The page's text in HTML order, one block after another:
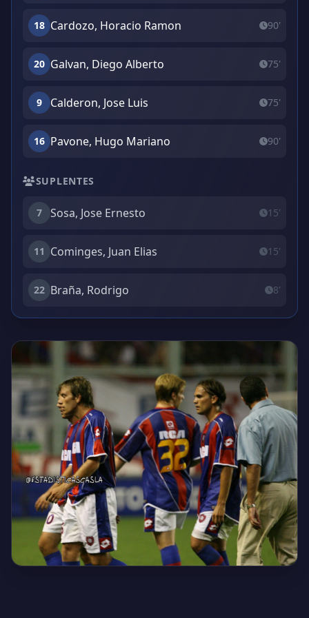
18 Cardozo, Horacio Ramon 90'
20 Galvan, Diego Alberto 75'
9 Calderon, Jose Luis 75'
16 Pavone, Hugo Mariano 90'
SUPLENTES
7 Sosa, Jose Ernesto 15'
11 Cominges, Juan Elias 15'
22 Braña, Rodrigo 8'